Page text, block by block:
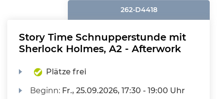
262-D4418
Story Time Schnupperstunde mit
Sherlock Holmes, A2 - Afterwork
Plätze frei
Beginn: Fr., 25.09.2026, 17:30 - 19:00 Uhr